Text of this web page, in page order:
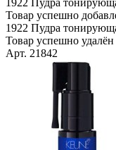
Товар успешно
1922 Пудра
Товар успешно удалён
Арт. 21842